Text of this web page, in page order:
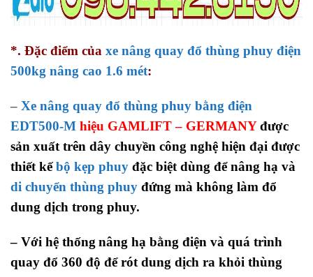
*. Đặc điểm của xe nâng quay đổ thùng phuy điện
500kg nâng cao 1.6 mét:
– Xe nâng quay đổ thùng phuy bằng điện
EDT500-M hiệu GAMLIFT – GERMANY được
sản xuất trên dây chuyền công nghệ hiện đại được
thiết kế bộ kẹp phuy đặc biệt dùng để nâng hạ và
di chuyển thùng phuy đứng mà không làm đổ
dung dịch trong phuy.
– Với hệ thống nâng hạ bằng điện và quá trình
quay đổ 360 độ để rót dung dịch ra khỏi thùng